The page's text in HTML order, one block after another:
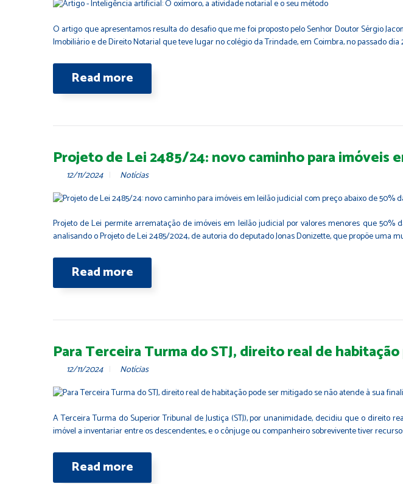
O artigo que apresentamos resulta do desafio que me foi proposto pelo Senhor Doutor Sérgio
Imobiliário e de Direito Notarial que teve lugar no colégio da Trindade, em Coimbra, no passado dia
Read more
Projeto de Lei 2485/24: novo caminho para imóveis
12/11/2024 Notícias
Projeto de Lei permite arrematação de imóveis em leilão judicial por valores menores que
analisando o Projeto de Lei 2485/2024, de autoria do deputado Jonas Donizette, que propõe uma
Read more
Para Terceira Turma do STJ, direito real de
12/11/2024 Notícias
A Terceira Turma do Superior Tribunal de Justiça (STJ), por unanimidade, decidiu que o direito
imóvel a inventariar entre os descendentes, e o cônjuge ou companheiro sobrevivente tiver
Read more